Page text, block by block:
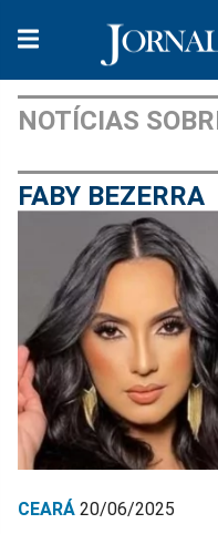
NOTÍCIAS
FABY BEZERRA
CEARÁ 20/06/2025